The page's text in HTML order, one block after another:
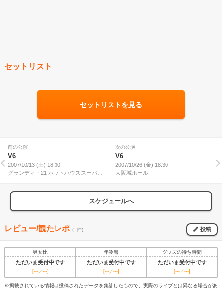
セットリスト
セットリストを見る
前の公演
V6
2007/10/13 (土) 18:30
グランディ・21 ホットハウススーパー
次の公演
V6
2007/10/26 (金) 18:30
大阪城ホール
スケジュールへ
レビュー/観たレポ (--件) 投稿
男女比 年齢層 グッズの待ち時間
ただいま受付中です ただいま受付中です ただいま受付中です
[---／---] [---／---] [---／---]
※掲載されている情報は投稿されたデータを集計したもので、実際のライブとは異なる場合があ